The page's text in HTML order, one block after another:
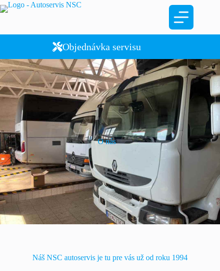
Objednávka servisu
O nás
Náš NSC autoservis je tu pre vás už od roku 1994